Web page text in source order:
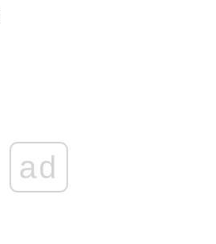
ad